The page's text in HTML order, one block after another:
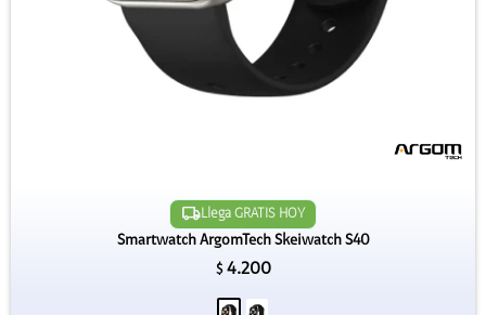
Llega GRATIS HOY
Smartwatch ArgomTech Skeiwatch S40
$ 4.200